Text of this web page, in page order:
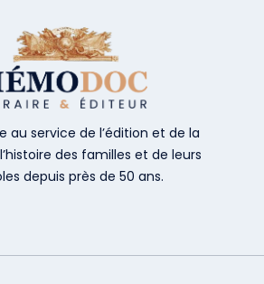
au service de l’édition et de la
des familles et de leurs
depuis près de 50 ans.